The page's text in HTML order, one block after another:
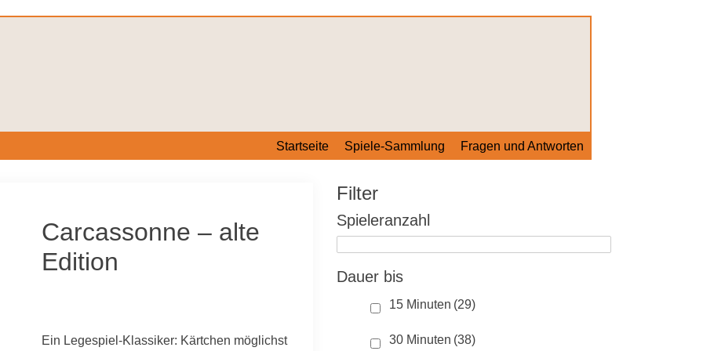
Startseite Spiele-Sammlung Fragen und Antworten
Carcassonne – alte
Edition
Ein Legespiel-Klassiker: Kärtchen möglichst
Filter
Spieleranzahl
Dauer bis
15 Minuten (29)
30 Minuten (38)